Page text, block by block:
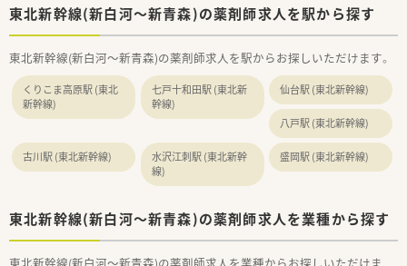
■年収は450万円から600万円の間で、ご経験やスキルを十分に
考慮して決定いたします。
少なめなのが大きな魅力です。
■年間休日は123日としっかり確保されており、プライベートと
の両立がしやすい求人です。
東北新幹線(新白河～新青森)の薬剤師求人を駅から探す
東北新幹線(新白河～新青森)の薬剤師求人を駅からお探しいただけます。
くりこま高原駅 (東北
新幹線)
七戸十和田駅 (東北新
幹線)
仙台駅 (東北新幹線)
八戸駅 (東北新幹線)
古川駅 (東北新幹線)
水沢江刺駅 (東北新幹
線)
盛岡駅 (東北新幹線)
東北新幹線(新白河～新青森)の薬剤師求人を業種から探す